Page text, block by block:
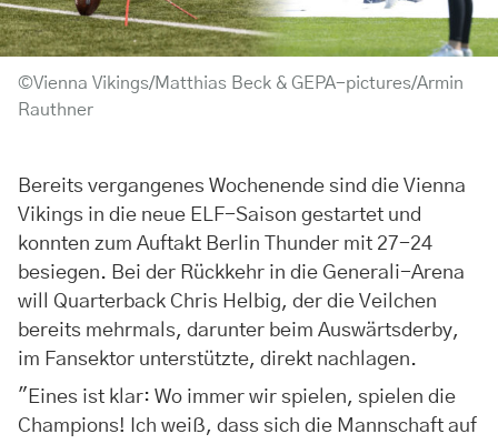
©Vienna Vikings/Matthias Beck & GEPA-pictures/Armin
Rauthner
Bereits vergangenes Wochenende sind die Vienna
Vikings in die neue ELF-Saison gestartet und
konnten zum Auftakt Berlin Thunder mit 27-24
besiegen. Bei der Rückkehr in die Generali-Arena
will Quarterback Chris Helbig, der die Veilchen
bereits mehrmals, darunter beim Auswärtsderby,
im Fansektor unterstützte, direkt nachlagen.
"Eines ist klar: Wo immer wir spielen, spielen die
Champions! Ich weiß, dass sich die Mannschaft auf